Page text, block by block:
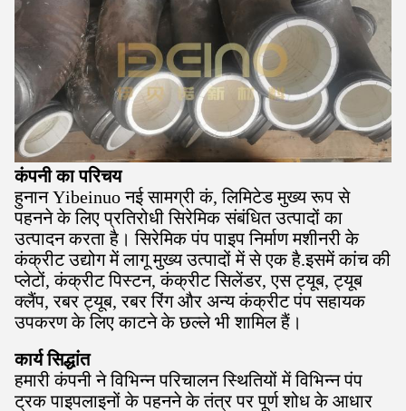
कंपनी का परिचय
हुनान Yibeinuo नई सामग्री कं, लिमिटेड मुख्य रूप से
पहनने के लिए प्रतिरोधी सिरेमिक संबंधित उत्पादों का
उत्पादन करता है। सिरेमिक पंप पाइप निर्माण मशीनरी के
कंक्रीट उद्योग में लागू मुख्य उत्पादों में से एक है.इसमें कांच की
प्लेटों, कंक्रीट पिस्टन, कंक्रीट सिलेंडर, एस ट्यूब, ट्यूब
क्लैंप, रबर ट्यूब, रबर रिंग और अन्य कंक्रीट पंप सहायक
उपकरण के लिए काटने के छल्ले भी शामिल हैं।
कार्य सिद्धांत
हमारी कंपनी ने विभिन्न परिचालन स्थितियों में विभिन्न पंप
ट्रक पाइपलाइनों के पहनने के तंत्र पर पूर्ण शोध के आधार